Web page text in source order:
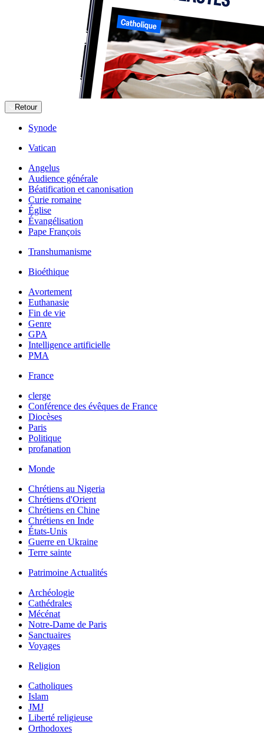
Retour
Synode
Vatican
Angelus
Audience générale
Béatification et canonisation
Curie romaine
Église
Évangélisation
Pape François
Transhumanisme
Bioéthique
Avortement
Euthanasie
Fin de vie
Genre
GPA
Intelligence artificielle
PMA
France
clerge
Conférence des évêques de France
Diocèses
Paris
Politique
profanation
Monde
Chrétiens au Nigeria
Chrétiens d'Orient
Chrétiens en Chine
Chrétiens en Inde
États-Unis
Guerre en Ukraine
Terre sainte
Patrimoine Actualités
Archéologie
Cathédrales
Mécénat
Notre-Dame de Paris
Sanctuaires
Voyages
Religion
Catholiques
Islam
JMJ
Liberté religieuse
Orthodoxes